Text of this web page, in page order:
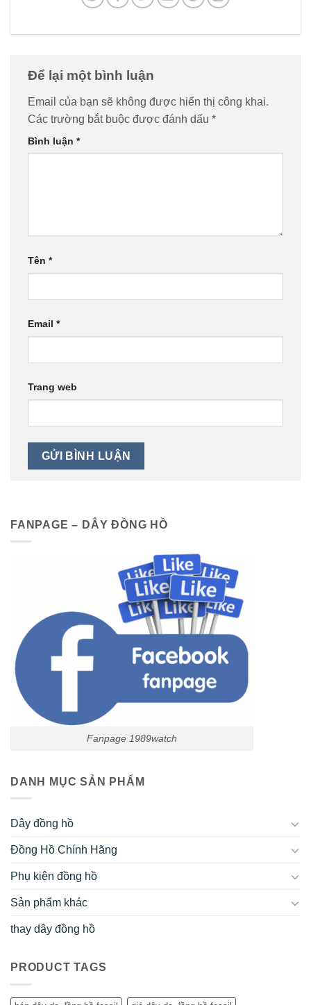
Để lại một bình luận
Email của bạn sẽ không được hiển thị công khai.
Các trường bắt buộc được đánh dấu *
Bình luận *
Tên *
Email *
Trang web
FANPAGE – DÂY ĐỒNG HỒ
Fanpage 1989watch
DANH MỤC SẢN PHẨM
Dây đồng hồ
Đồng Hồ Chính Hãng
Phụ kiện đồng hồ
Sản phẩm khác
thay dây đồng hồ
PRODUCT TAGS